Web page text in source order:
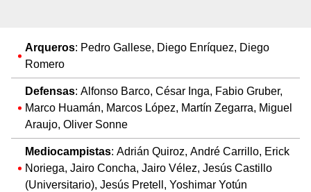
Arqueros: Pedro Gallese, Diego Enríquez, Diego
Romero
Defensas: Alfonso Barco, César Inga, Fabio Gruber,
Marco Huamán, Marcos López, Martín Zegarra, Miguel
Araujo, Oliver Sonne
Mediocampistas: Adrián Quiroz, André Carrillo, Erick
Noriega, Jairo Concha, Jairo Vélez, Jesús Castillo
(Universitario), Jesús Pretell, Yoshimar Yotún